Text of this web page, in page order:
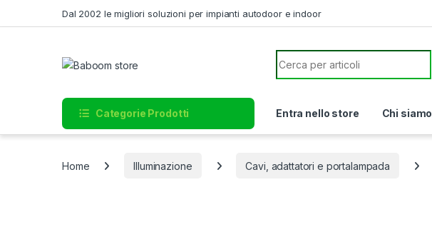
Dal 2002 le migliori soluzioni per impianti autodoor e indoor
Search for:
Categorie Prodotti Entra nello store Chi siamo
Home Illuminazione Cavi, adattatori e portalampada